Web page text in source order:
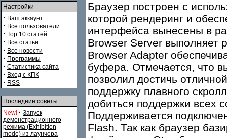
Настройки
· Ваш аккаунт
· Все пользователи
· Top 10 статей
· Все статьи
· Все новости
· Программы
· Статистика сайта
· Вход с КПК
· RSS
Последние советы
New! · Запуск
демонстрационного
режима (Exhibition
mode) из лаунчера
Браузер построен с
которой рендеринг и
интерфейса вынесены в
Browser Server выполняет
Browser Adapter
буфера. Отмечается, что
позволил достичь
поддержку плавного
добиться поддержки всех
Поддерживается
Flash. Так как браузер